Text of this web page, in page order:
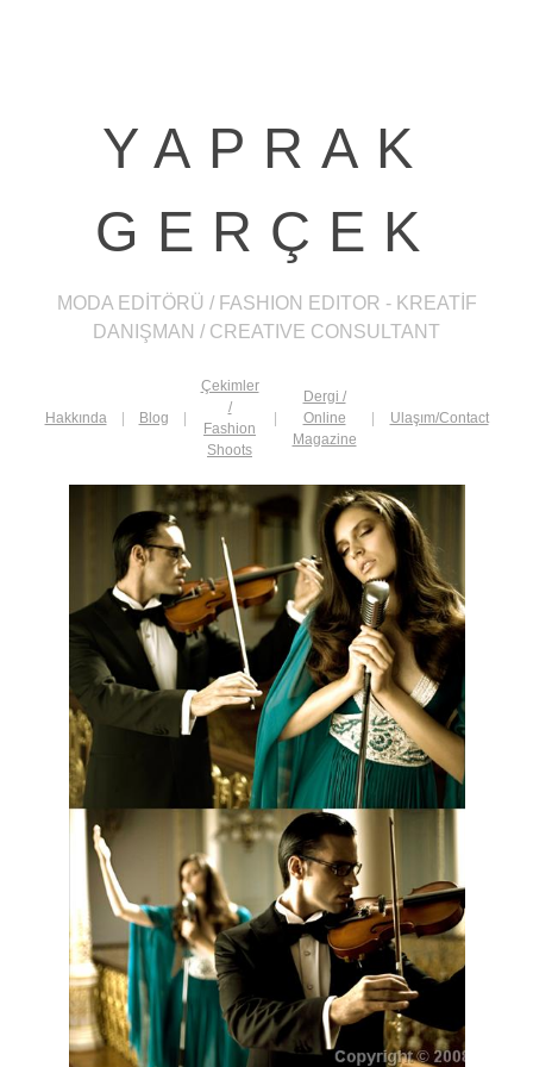
YAPRAK
GERÇEK
MODA EDİTÖRÜ / FASHION EDITOR - KREATİF
DANIŞMAN / CREATIVE CONSULTANT
Hakkında Blog
Çekimler
/
Fashion
Shoots
Dergi /
Online
Magazine
Ulaşım/Contact